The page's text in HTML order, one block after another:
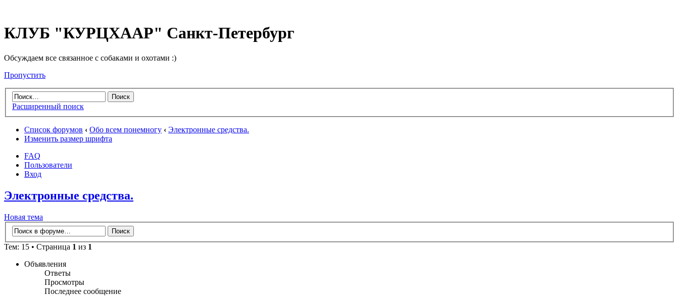
КЛУБ "КУРЦХААР" Санкт-Петербург
Обсуждаем все связанное с собаками и охотами :)
Пропустить
Расширенный поиск
Список форумов ‹ Обо всем понемногу ‹ Электронные средства.
Изменить размер шрифта
FAQ
Пользователи
Вход
Электронные средства.
Новая тема
Тем: 15 • Страница 1 из 1
Объявления
Ответы
Просмотры
Последнее сообщение